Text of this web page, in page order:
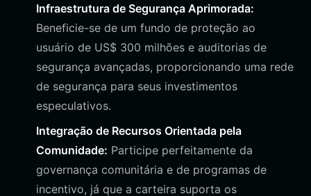
Infraestrutura de Segurança Aprimorada:
Beneficie-se de um fundo de proteção ao
usuário de US$ 300 milhões e auditorias de
segurança avançadas, proporcionando uma rede
de segurança para seus investimentos
especulativos.
Integração de Recursos Orientada pela
Comunidade: Participe perfeitamente da
governança comunitária e de programas de
incentivo, já que a carteira suporta os